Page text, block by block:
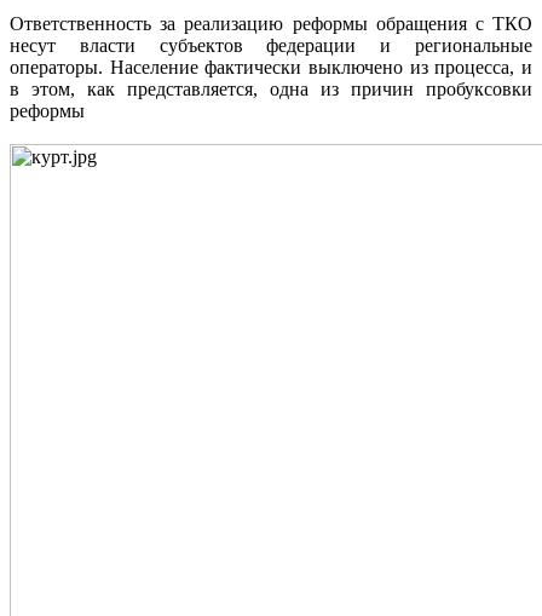
Ответственность за реализацию реформы обращения с ТКО
несут власти субъектов федерации и региональные
операторы. Население фактически выключено из процесса, и
в этом, как представляется, одна из причин пробуксовки
реформы